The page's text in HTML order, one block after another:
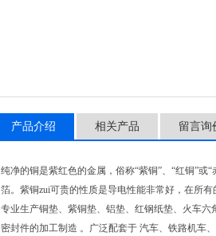
产品介绍 相关产品 留言询
纯净的铜是紫红色的金属，俗称“紫铜”、“红铜”
箔。紫铜zui可贵的性质是导电性能非常好，在所
专业生产铜垫、紫铜垫、铝垫、红钢纸垫、火车
密封件的加工制造 。广泛配套于 汽车、铁路机车